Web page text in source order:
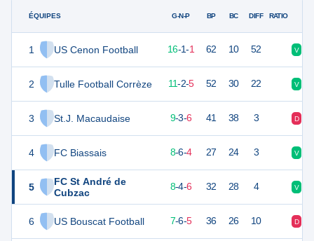
ÉQUIPES
1 US Cenon Football
2 Tulle Football Corrèze
3 St.J. Macaudaise
4 FC Biassais
5
FC St André de
Cubzac
6 US Bouscat Football
G-N-P BP BC DIFF RATIO
49 16-1-1 62 10 52 V
35 18 11-2-5 52 30 22 V
30 9-3-6 41 38 3 D
8-6-4 27 24 3 V
28 8-4-6 32 28 4 V
25 7-6-5 36 26 10 D